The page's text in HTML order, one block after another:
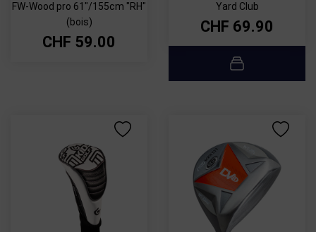
FW-Wood pro 61"/155cm "RH"
(bois)
CHF 59.00
Yard Club
CHF 69.90